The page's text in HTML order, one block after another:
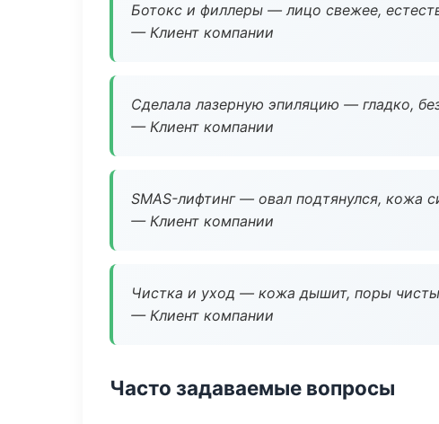
Ботокс и филлеры — лицо свежее,
— Клиент компании
Сделала лазерную эпиляцию — гладко,
— Клиент компании
SMAS-лифтинг — овал подтянулся, кожа
— Клиент компании
Чистка и уход — кожа дышит, поры
— Клиент компании
Часто задаваемые вопросы